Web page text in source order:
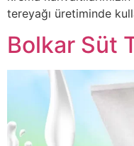
tereyağı üretiminde
Bolkar Süt